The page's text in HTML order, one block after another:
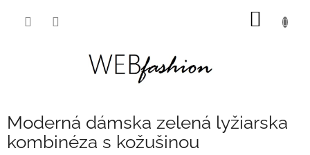
Moderná dámska zelená lyžiarska
kombinéza s kožušinou